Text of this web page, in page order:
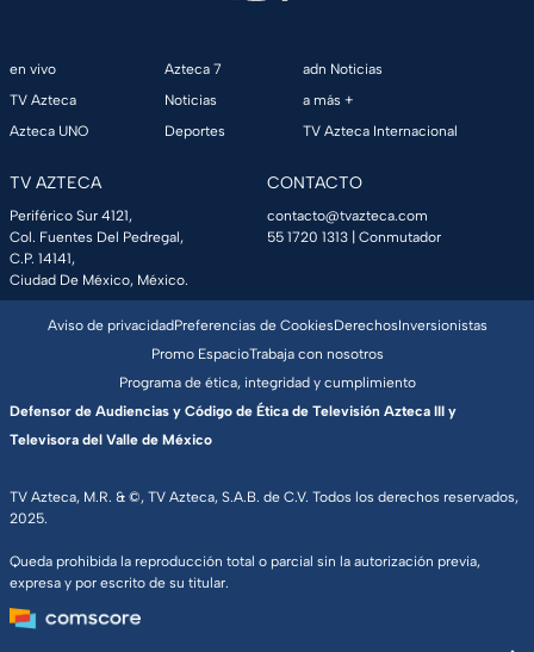
en vivo
TV Azteca
Azteca UNO
Azteca 7
Noticias
Deportes
adn Noticias
a más +
TV Azteca Internacional
TV AZTECA
Periférico Sur 4121,
Col. Fuentes Del Pedregal,
C.P. 14141,
Ciudad De México, México.
CONTACTO
contacto@tvazteca.com
55 1720 1313 | Conmutador
TV Azteca, M.R. & ©, TV Azteca, S.A.B. de C.V. Todos los derechos reservados,
2025.
Queda prohibida la reproducción total o parcial sin la autorización previa,
expresa y por escrito de su titular.
Aviso de privacidadPreferencias de CookiesDerechosInversionistas
Promo EspacioTrabaja con nosotros
Programa de ética, integridad y cumplimiento
Defensor de Audiencias y Código de Ética de Televisión Azteca III y
Televisora del Valle de México